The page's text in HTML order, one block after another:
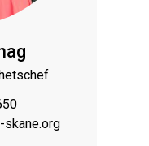
skane.org